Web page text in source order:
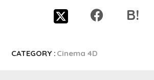
CATEGORY : Cinema 4D